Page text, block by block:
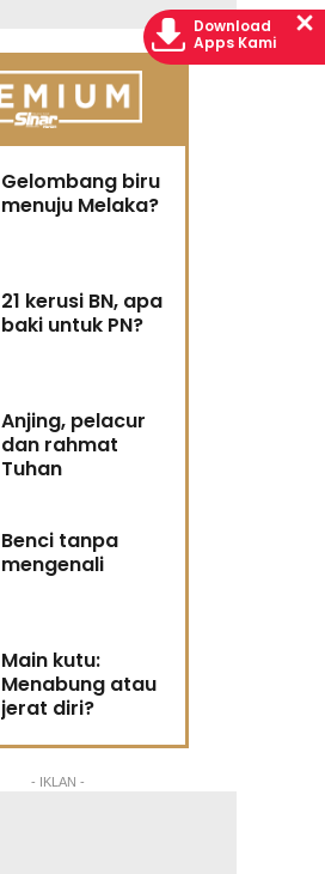
Gelombang biru
menuju Melaka?
21 kerusi BN, apa
baki untuk PN?
Anjing, pelacur
dan rahmat
Tuhan
Benci tanpa
mengenali
Main kutu:
Menabung atau
jerat diri?
- IKLAN -
Download
Apps Kami